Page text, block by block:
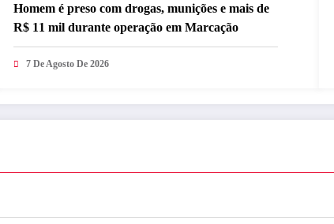
Homem é preso com drogas, munições e mais de
R$ 11 mil durante operação em Marcação
7 De Agosto De 2026